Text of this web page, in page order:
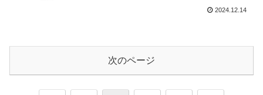
2024.12.14
次のページ